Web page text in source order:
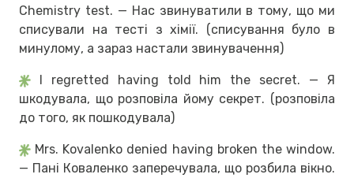
Chemistry test. — Нас звинуватили в тому, що ми
списували на тесті з хімії. (списування було в
минулому, а зараз настали звинувачення)
I regretted having told him the secret. — Я
шкодувала, що розповіла йому секрет. (розповіла
до того, як пошкодувала)
Mrs. Kovalenko denied having broken the window.
— Пані Коваленко заперечувала, що розбила вікно.